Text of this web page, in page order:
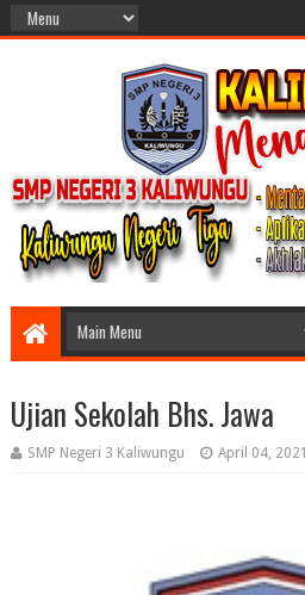
Ujian Sekolah Bhs. Jawa
SMP Negeri 3 Kaliwungu April 04, 2021